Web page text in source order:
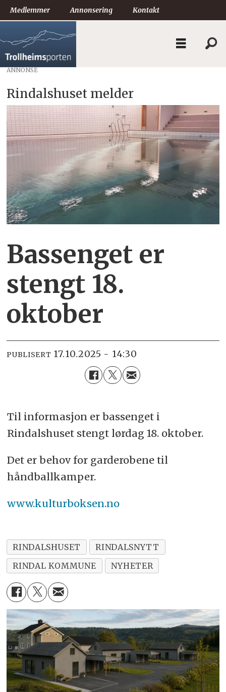
Medlemmer Annonsering Kontakt
ANNONSE
Rindalshuset melder
Bassenget er
stengt 18.
oktober
PUBLISERT 17.10.2025 - 14:30
Til informasjon er bassenget i
Rindalshuset stengt lørdag 18. oktober.
Det er behov for garderobene til
håndballkamper.
www.kulturboksen.no
RINDALSHUSET
RINDALSNYTT
RINDAL KOMMUNE
NYHETER